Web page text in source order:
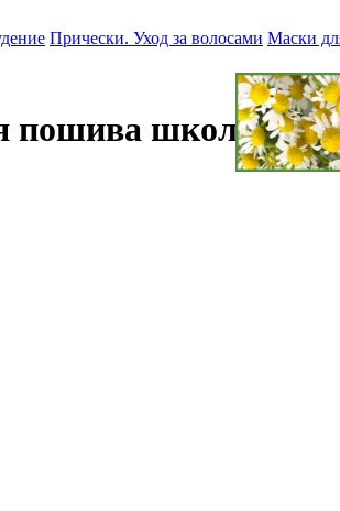
Прически. Уход за волосами Маски
пошива школьных